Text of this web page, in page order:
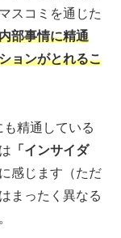
スコミを通じた
部事情に精通
ョンがとれるこ
精通している
「インサイダ
感じます（ただ
まったく異なる